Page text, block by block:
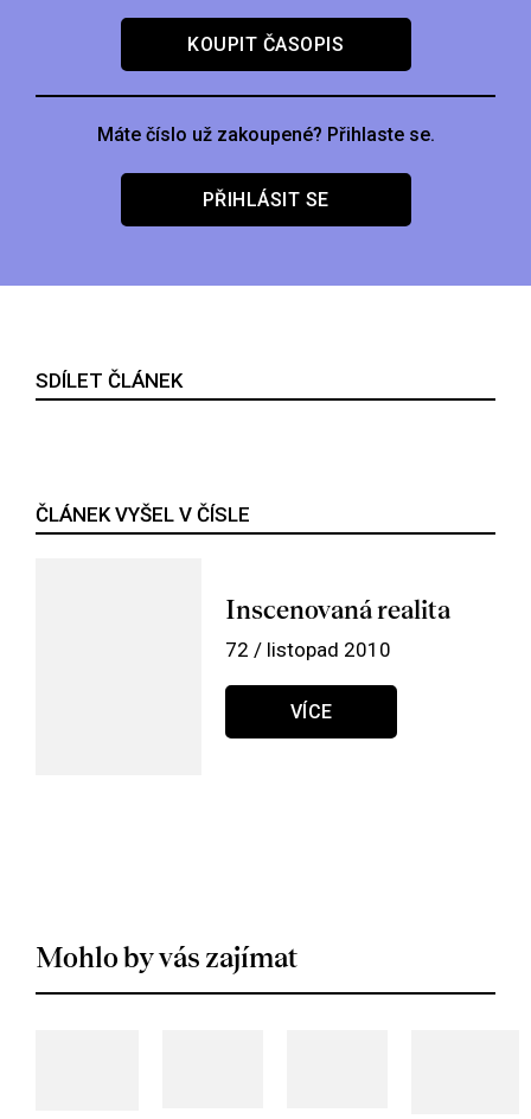
KOUPIT ČASOPIS
Máte číslo už zakoupené? Přihlaste se.
PŘIHLÁSIT SE
SDÍLET ČLÁNEK
ČLÁNEK VYŠEL V ČÍSLE
Inscenovaná realita
72 / listopad 2010
VÍCE
Mohlo by vás zajímat